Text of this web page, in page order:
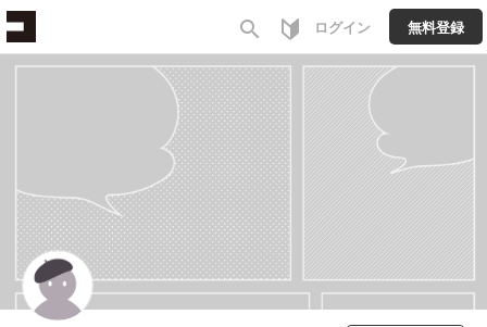
search ログイン 無料登録